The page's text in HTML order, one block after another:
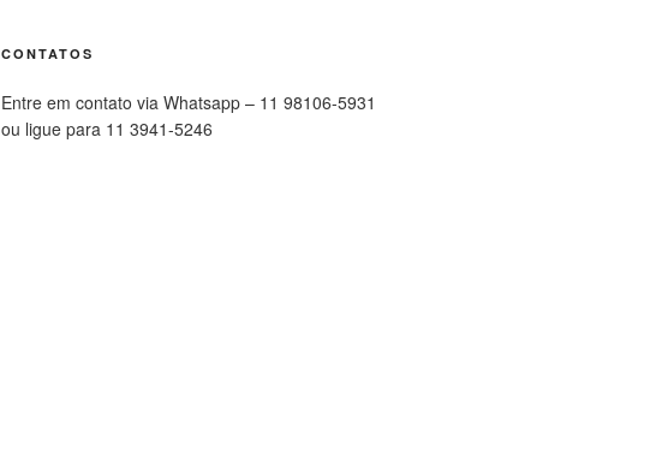
CONTATOS
Entre em contato via Whatsapp – 11 98106-5931
ou ligue para 11 3941-5246